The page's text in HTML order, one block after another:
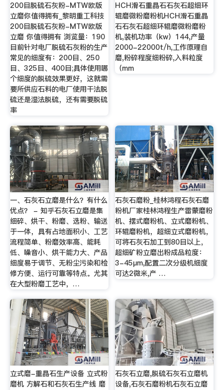
200目脱硫石灰粉-MTW欧版
立磨你值得拥有_黎明重工科技
200目脱硫石灰粉-MTW欧版
立磨 你值得拥有 浏览量：190
目前针对电厂脱硫石灰粉的生产
常见的细度有：200目、250
目、325目、400目;具体使用哪
个细度的脱硫效果更好，这就需
要所供应石料的电厂使用干法脱
硫还是湿法脱硫，还有需要脱硫
率
HCH滑石重晶石石灰石超细环
辊磨微粉磨粉机HCH滑石重晶
石石灰石超细环辊磨微粉磨粉
机,装机功率（kw）144,产量
2000-22000t/h,工作原理自
磨,粉碎程度细粉碎,入料粒度
（mm
一、石灰石立磨是什么？有什么
优点？ - 知乎石灰石立磨是集
细碎、烘干、粉磨、选粉、输送
于一体，具有占地面积小、工艺
流程简单、粉磨效率高、能耗
低、噪音小、烘干能力大、产品
细度易于调节、无粉尘污染和检
修方便、运行可靠等特点。尤其
在大型粉磨工艺中，…
石灰石磨粉_桂林鸿程石灰石磨
粉机厂家桂林鸿程生产雷蒙磨粉
机、摆式磨粉机、立式磨粉机、
环辊磨粉机，超细立式磨粉机，
可将石灰石加工到80目以上，
超细矿粉立磨出粉成品粒度：
3-45μm,配置二次分级机细度
可达2微米,产 …
立式磨-重晶石生产设备 立式粉
磨机 方解石和石灰石生产线 磨
石灰石立磨,脱硫石灰石立磨机
设备,石灰石磨粉机石灰石立磨